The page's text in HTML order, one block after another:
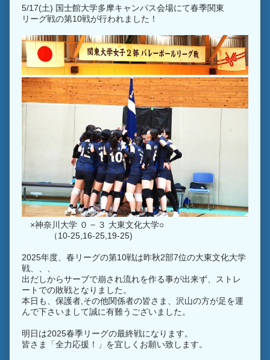
5/17(土) 国士館大学多摩キャンパス会場にて春季関東
リーグ戦の第10戦が行われました！
×神奈川大学 ０ − ３ 大東文化大学○
（10-25,16-25,19-25)
2025年度、春リーグの第10戦は昨秋2部7位の大東文化大学
戦、、、
出だしからサーブで崩され流れを作る事が出来ず、ストレ
ートでの敗戦となりました。
本日も、保護者,その他関係者の皆さま、沢山の方が足を運
んで下さいまして誠に有難うございました。
明日は2025春季リーグの最終戦になります。
皆さま「全力応援！」を宜しくお願い致します。